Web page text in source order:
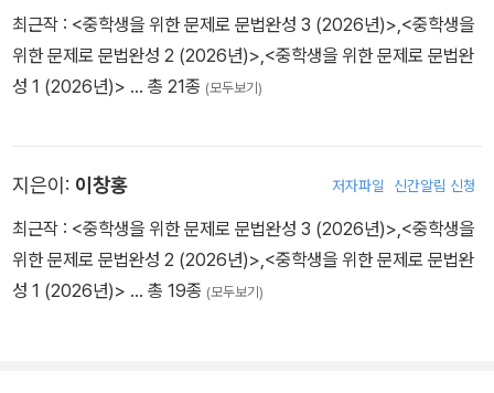
최근작 : <중학생을 위한 문제로 문법완성 3 (2026년)>,<중학생을
위한 문제로 문법완성 2 (2026년)>,<중학생을 위한 문제로 문법완
성 1 (2026년)> … 총 21종 (모두보기)
지은이: 이창홍 저자파일 신간알림 신청
최근작 : <중학생을 위한 문제로 문법완성 3 (2026년)>,<중학생을
위한 문제로 문법완성 2 (2026년)>,<중학생을 위한 문제로 문법완
성 1 (2026년)> … 총 19종 (모두보기)